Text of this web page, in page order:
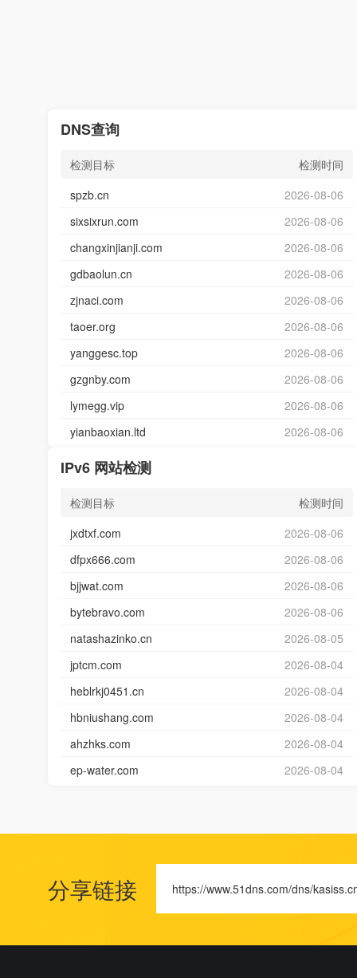
DNS查询
检测目标
检测时间
spzb.cn
2026-08-06
sixsixrun.com
2026-08-06
changxinjianji.com
2026-08-06
gdbaolun.cn
2026-08-06
zjnaci.com
2026-08-06
taoer.org
2026-08-06
yanggesc.top
2026-08-06
gzgnby.com
2026-08-06
lymegg.vip
2026-08-06
yianbaoxian.ltd
2026-08-06
IPv6 网站检测
检测目标
检测时间
jxdtxf.com
2026-08-06
dfpx666.com
2026-08-06
bjjwat.com
2026-08-06
bytebravo.com
2026-08-06
natashazinko.cn
2026-08-05
jptcm.com
2026-08-04
heblrkj0451.cn
2026-08-04
hbniushang.com
2026-08-04
ahzhks.com
2026-08-04
ep-water.com
2026-08-04
分享链接 https://www.51dns.com/dns/